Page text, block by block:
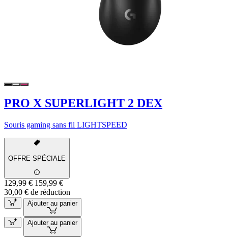
PRO X SUPERLIGHT 2 DEX
Souris gaming sans fil LIGHTSPEED
OFFRE SPÉCIALE
129,99 € 159,99 €
30,00 € de réduction
Ajouter au panier
Ajouter au panier